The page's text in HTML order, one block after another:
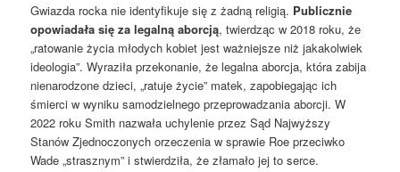
Gwiazda rocka nie identyfikuje się z żadną religią. Publicznie
opowiadała się za legalną aborcją, twierdząc w 2018 roku, że
„ratowanie życia młodych kobiet jest ważniejsze niż jakakolwiek
ideologia”. Wyraziła przekonanie, że legalna aborcja, która zabija
nienarodzone dzieci, „ratuje życie” matek, zapobiegając ich
śmierci w wyniku samodzielnego przeprowadzania aborcji. W
2022 roku Smith nazwała uchylenie przez Sąd Najwyższy
Stanów Zjednoczonych orzeczenia w sprawie Roe przeciwko
Wade „strasznym” i stwierdziła, że złamało jej to serce.